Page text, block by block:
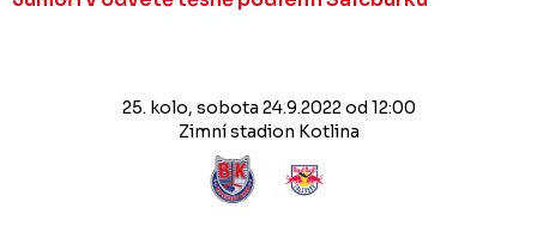
25. kolo, sobota 24.9.2022 od 12:00
Zimní stadion Kotlina